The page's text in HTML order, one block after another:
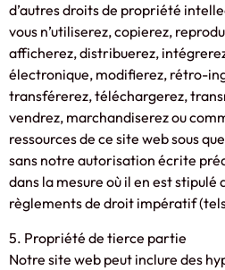
d’autres droits de propriété
vous n’utiliserez, copierez,
afficherez, distribuerez,
électronique, modifierez, rétro-
transférerez, téléchargerez,
vendrez, marchandiserez ou
ressources de ce site web sous
sans notre autorisation écrite
dans la mesure où il en est stipulé
règlements de droit impératif
5. Propriété de tierce partie
Notre site web peut inclure des